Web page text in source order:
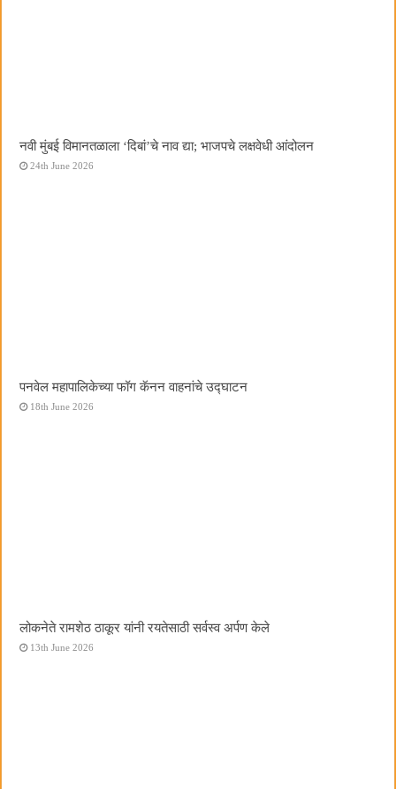
नवी मुंबई विमानतळाला ‌‘दिबां‌’चे नाव द्या; भाजपचे लक्षवेधी आंदोलन
24th June 2026
पनवेल महापालिकेच्या फॉग कॅनन वाहनांचे उद्घाटन
18th June 2026
लोकनेते रामशेठ ठाकूर यांनी रयतेसाठी सर्वस्व अर्पण केले
13th June 2026